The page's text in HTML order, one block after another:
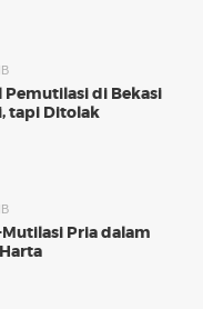
di Bekasi
tapi Ditolak
Pria dalam